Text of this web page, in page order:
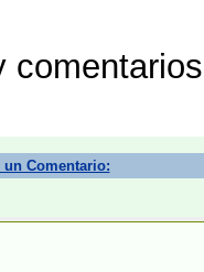
un Comentario: